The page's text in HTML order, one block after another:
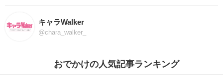
キャラWalker
@chara_walker_
おでかけの人気記事ランキング